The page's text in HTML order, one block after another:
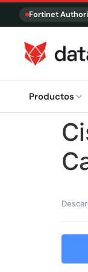
Fortinet
Productos